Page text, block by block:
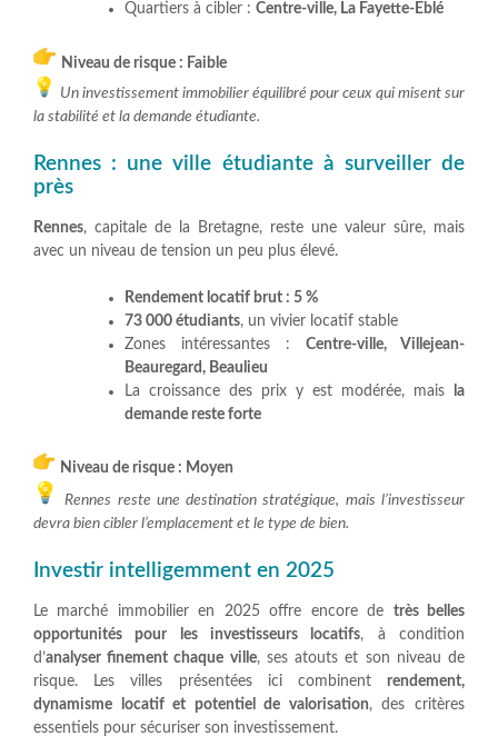
Quartiers à cibler : Centre-ville, La Fayette-Eblé
Niveau de risque : Faible
Un investissement immobilier équilibré pour ceux qui misent sur
la stabilité et la demande étudiante.
Rennes : une ville étudiante à surveiller de
près
Rennes, capitale de la Bretagne, reste une valeur sûre, mais
avec un niveau de tension un peu plus élevé.
Rendement locatif brut : 5 %
73 000 étudiants, un vivier locatif stable
Zones intéressantes : Centre-ville, Villejean-
Beauregard, Beaulieu
La croissance des prix y est modérée, mais
la
demande reste forte
Niveau de risque : Moyen
Rennes reste une destination stratégique, mais l’investisseur
devra bien cibler l’emplacement et le type de bien.
Investir intelligemment en 2025
Le marché immobilier en 2025 offre encore de très belles
opportunités pour les investisseurs locatifs, à condition
d’analyser finement chaque ville, ses atouts et son niveau de
risque. Les villes présentées ici combinent rendement,
dynamisme locatif et potentiel de valorisation, des critères
essentiels pour sécuriser son investissement.